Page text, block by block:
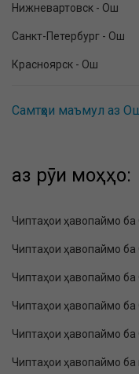
Нижневартовск - Ош
Санкт-Петербург - Ош
Красноярск - Ош
Самтҳои маъмул аз
аз рӯи моҳҳо:
Чиптаҳои ҳавопаймо
Чиптаҳои ҳавопаймо
Чиптаҳои ҳавопаймо
Чиптаҳои ҳавопаймо
Чиптаҳои ҳавопаймо
Чиптаҳои ҳавопаймо ба